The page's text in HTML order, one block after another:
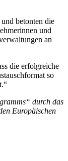
betonten die
und
an
die erfolgreiche
so
durch das
Europäischen